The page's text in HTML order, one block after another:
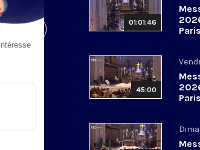
01:01:46
Paris
45:00
Paris